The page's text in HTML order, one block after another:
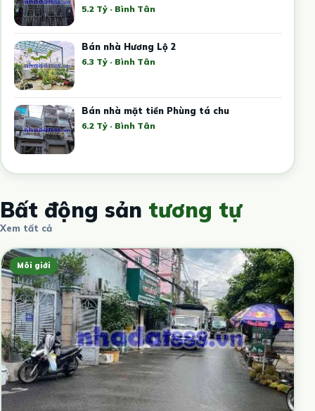
5.2 Tỷ · Bình Tân
Bán nhà Hương Lộ 2
6.3 Tỷ · Bình Tân
Bán nhà mặt tiền Phùng tá chu
6.2 Tỷ · Bình Tân
Bất động sản tương tự
Xem tất cả
Môi giới